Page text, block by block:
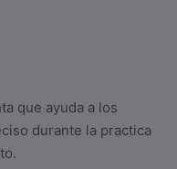
que ayuda a los
durante la practica